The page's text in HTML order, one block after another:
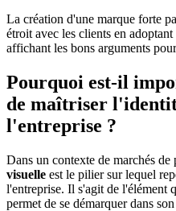
La création d'une marque forte
étroit avec les clients en adoptant
affichant les bons arguments
Pourquoi est-il
de maîtriser
l'entreprise ?
Dans un contexte de marchés de
visuelle est le pilier sur lequel
l'entreprise. Il s'agit de l'élément
permet de se démarquer dans